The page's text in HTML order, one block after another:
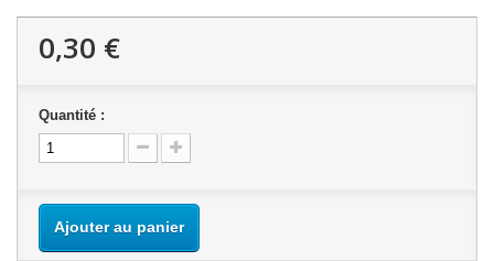
0,30 €
Quantité :
Ajouter au panier